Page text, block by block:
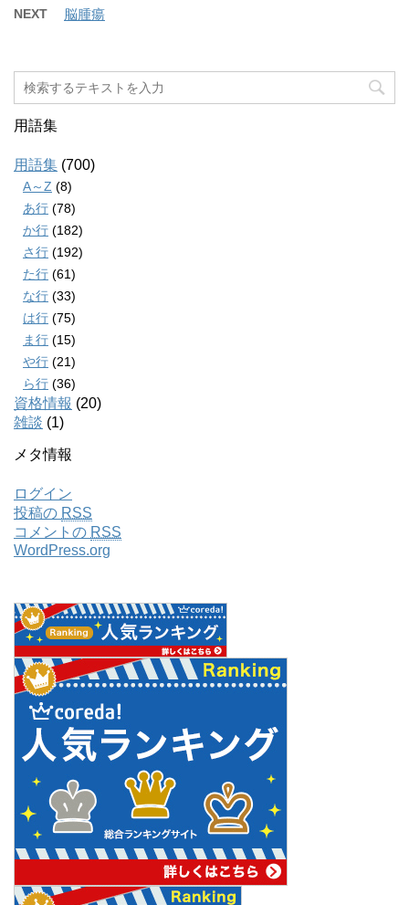
NEXT 脳腫瘍
用語集
用語集 (700)
A～Z (8)
あ行 (78)
か行 (182)
さ行 (192)
た行 (61)
な行 (33)
は行 (75)
ま行 (15)
や行 (21)
ら行 (36)
資格情報 (20)
雑談 (1)
メタ情報
ログイン
投稿の RSS
コメントの RSS
WordPress.org